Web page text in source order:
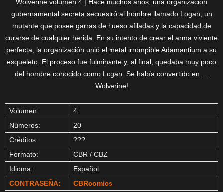
Wolverine volumen 4 | Hace muchos años, una organización
gubernamental secreta secuestró al hombre llamado Logan, un
mutante que posee garras de hueso afiladas y la capacidad de
curarse de cualquier herida. En su intento de crear el arma viviente
perfecta, la organización unió el metal irrompible Adamantium a su
esqueleto. El proceso fue fulminante y, al final, quedaba muy poco
del hombre conocido como Logan. Se había convertido en …
Wolverine!
Volumen:
4
Números:
20
Créditos:
???
Formato:
CBR / CBZ
Idioma:
Español
CONTRASEÑA:
CBRcomics